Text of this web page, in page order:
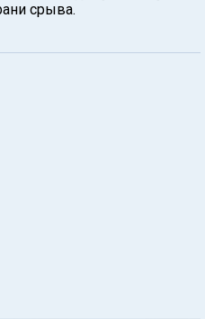
срыва.